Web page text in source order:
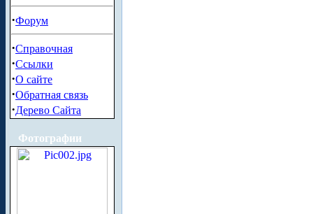
·Форум
·Справочная
·Ссылки
·О сайте
·Обратная связь
·Дерево Сайта
Фотографии